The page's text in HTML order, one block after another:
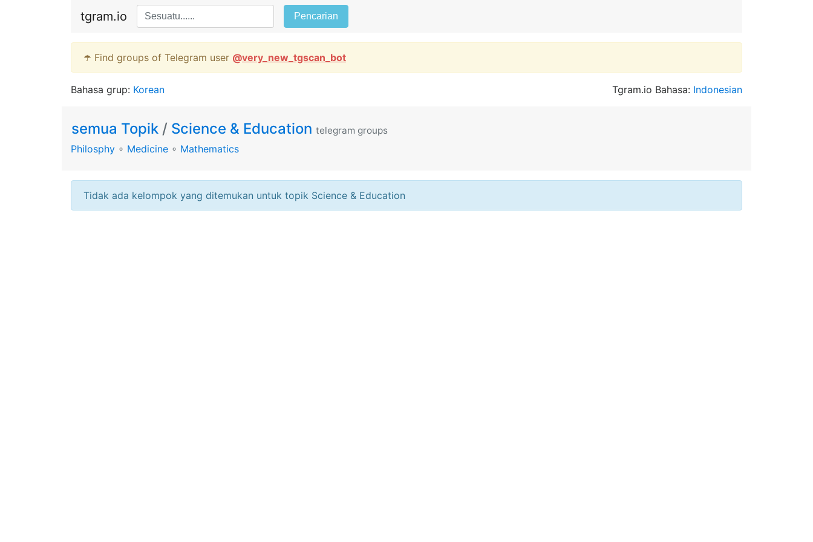
tgram.io Pencarian
☂️ Find groups of Telegram user @very_new_tgscan_bot
Bahasa grup: Korean Tgram.io Bahasa: Indonesian
semua Topik / Science & Education telegram groups
Philosphy ∘ Medicine ∘ Mathematics
Tidak ada kelompok yang ditemukan untuk topik Science & Education